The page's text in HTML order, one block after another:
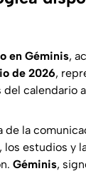
en Géminis,
de 2026,
del calendario
de la
los estudios y
Géminis,